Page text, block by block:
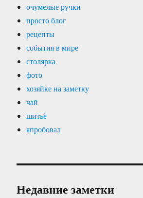
очумелые ручки
просто блог
рецепты
события в мире
столярка
фото
хозяйке на заметку
чай
шитьё
япробовал
Недавние заметки